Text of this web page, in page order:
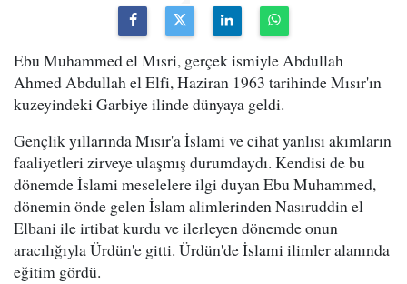
Ebu Muhammed el Mısri, gerçek ismiyle Abdullah
Ahmed Abdullah el Elfi, Haziran 1963 tarihinde Mısır'ın
kuzeyindeki Garbiye ilinde dünyaya geldi.
Gençlik yıllarında Mısır'a İslami ve cihat yanlısı akımların
faaliyetleri zirveye ulaşmış durumdaydı. Kendisi de bu
dönemde İslami meselelere ilgi duyan Ebu Muhammed,
dönemin önde gelen İslam alimlerinden Nasıruddin el
Elbani ile irtibat kurdu ve ilerleyen dönemde onun
aracılığıyla Ürdün'e gitti. Ürdün'de İslami ilimler alanında
eğitim gördü.